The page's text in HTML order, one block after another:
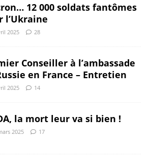
12 000 soldats fantômes
l’Ukraine
2025 28
Conseiller à l’ambassade
en France – Entretien
2025 14
la mort leur va si bien !
2025 17